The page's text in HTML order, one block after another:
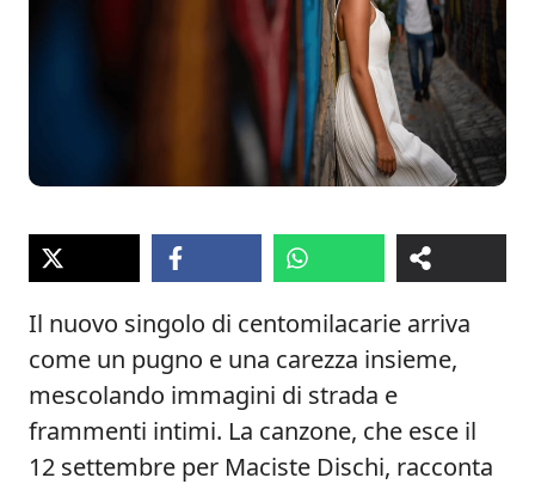
Il nuovo singolo di centomilacarie arriva
come un pugno e una carezza insieme,
mescolando immagini di strada e
frammenti intimi. La canzone, che esce il
12 settembre per Maciste Dischi, racconta